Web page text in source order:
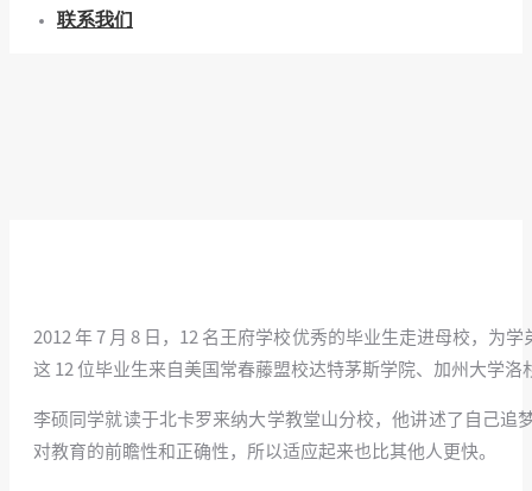
联系我们
2012 年 7 月 8 日，12 名王府学校优秀的毕业生走进母校，为
这 12 位毕业生来自美国常春藤盟校达特茅斯学院、加州大学
李硕同学就读于北卡罗来纳大学教堂山分校，他讲述了自己
对教育的前瞻性和正确性，所以适应起来也比其他人更快。